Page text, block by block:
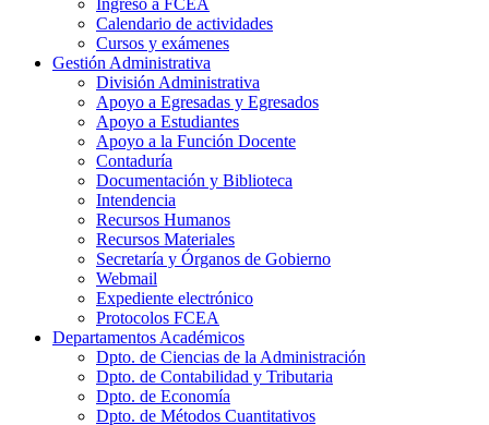
Calendario de actividades
Cursos y exámenes
Gestión Administrativa
División Administrativa
Apoyo a Egresadas y Egresados
Apoyo a Estudiantes
Apoyo a la Función Docente
Contaduría
Documentación y Biblioteca
Intendencia
Recursos Humanos
Recursos Materiales
Secretaría y Órganos de Gobierno
Webmail
Expediente electrónico
Protocolos FCEA
Departamentos Académicos
Dpto. de Ciencias de la Administración
Dpto. de Contabilidad y Tributaria
Dpto. de Economía
Dpto. de Métodos Cuantitativos